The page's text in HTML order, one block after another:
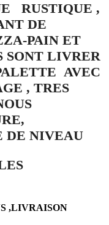
RUSTIQUE ,
DE
PAIN ET
SONT LIVRER
AVEC
, TRES
DE NIVEAU
,LIVRAISON